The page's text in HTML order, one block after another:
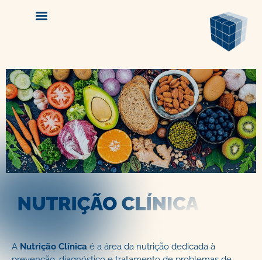
A Nutrição Clínica é a área da nutrição dedicada à